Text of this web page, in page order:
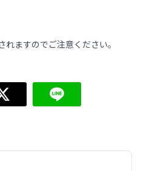
ますのでご注意ください。